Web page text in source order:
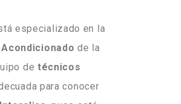
especializado en la
Acondicionado de la
de técnicos
para conocer